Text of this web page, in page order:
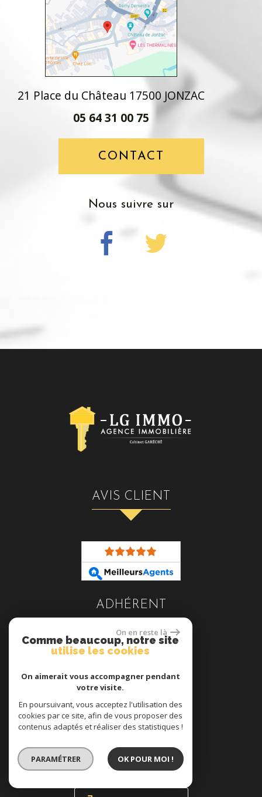
21 Place du Château 17500 JONZAC
05 64 31 00 75
CONTACT
Nous suivre sur
AVIS CLIENT
ADHÉRENT
se connecter
On en reste là
Comme beaucoup, notre site
utilise les cookies
On aimerait vous accompagner pendant
votre visite.
En poursuivant, vous acceptez l'utilisation des
cookies par ce site, afin de vous proposer des
contenus adaptés et réaliser des statistiques !
PARAMÉTRER OK POUR MOI !